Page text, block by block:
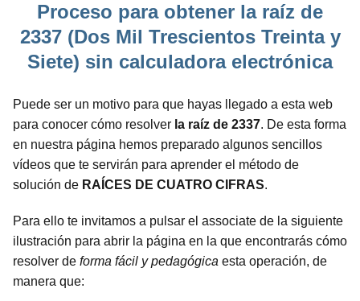
Proceso para obtener la raíz de
2337 (Dos Mil Trescientos Treinta y
Siete) sin calculadora electrónica
Puede ser un motivo para que hayas llegado a esta web
para conocer cómo resolver la raíz de 2337. De esta forma
en nuestra página hemos preparado algunos sencillos
vídeos que te servirán para aprender el método de
solución de RAÍCES DE CUATRO CIFRAS.
Para ello te invitamos a pulsar el associate de la siguiente
ilustración para abrir la página en la que encontrarás cómo
resolver de forma fácil y pedagógica esta operación, de
manera que: